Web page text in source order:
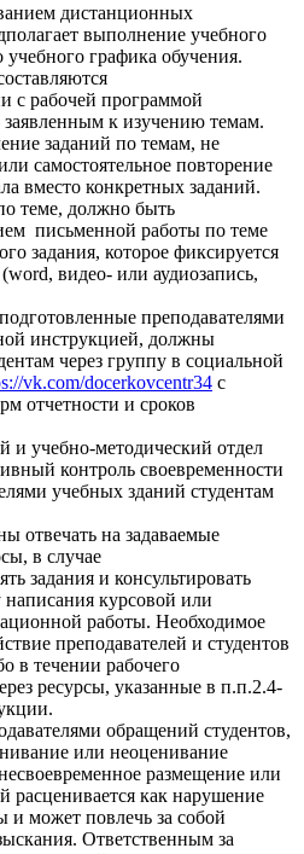
дистанционных
выполнение учебного
графика обучения.
с рабочей программой
к изучению темам.
заданий по темам, не
самостоятельное повторение
вместо конкретных заданий.
теме, должно быть
письменной работы по теме
задания, которое фиксируется
видео- или аудиозапись,
преподавателями
инструкцией, должны
через группу в социальной
vk.com/docerkovcentr34 с
отчетности и сроков
и учебно-методический отдел
контроль своевременности
учебных зданий студентам
отвечать на задаваемые
в случае
задания и консультировать
написания курсовой или
работы. Необходимое
преподавателей и студентов
в течении рабочего
ресурсы, указанные в п.п.2.4-
обращений студентов,
или неоценивание
размещение или
расценивается как нарушение
и может повлечь за собой
Ответственным за